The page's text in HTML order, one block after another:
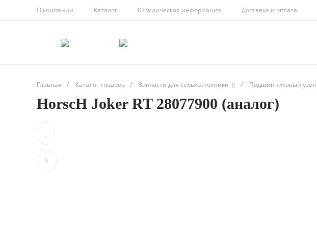
О компании Каталог Юридическая информация Доставка и оплата
Главная / Каталог товаров / Запчасти для сельхозтехники / Подшипниковый узел
HorscH Joker RT 28077900 (аналог)